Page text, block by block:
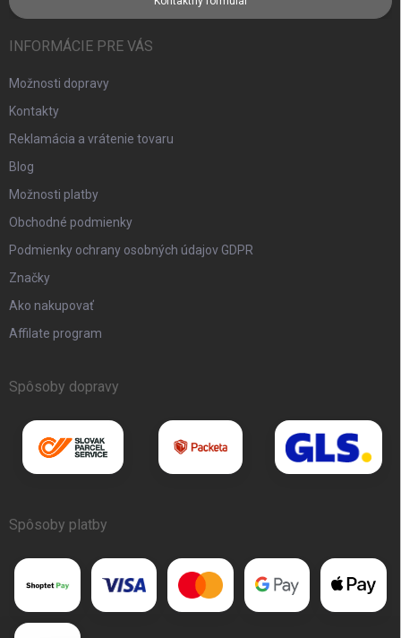
INFORMÁCIE PRE VÁS
Možnosti dopravy
Kontakty
Reklamácia a vrátenie tovaru
Blog
Možnosti platby
Obchodné podmienky
Podmienky ochrany osobných údajov GDPR
Značky
Ako nakupovať
Affilate program
Spôsoby dopravy
Spôsoby platby